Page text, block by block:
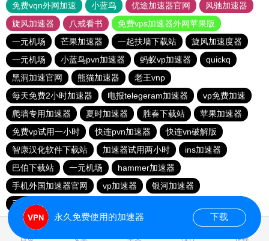
免费vqn外网加速
小蓝鸟 优途加速器官网
风驰加速器
旋风加速器
八戒看书
免费vps加速器外网苹果版
一元机场
芒果加速器 一起扶墙下载站
旋风加速度器
一元机场
小蓝鸟pvn加速器 蚂蚁vp加速器
quickq
黑洞加速官网
熊猫加速器
老王vnp
每天免费2小时加速器
电报telegeram加速器
vp免费加速
爬墙专用加速器
夏时加速器 胜春下载站
苹果加速器
免费vp试用一小时
快连pvn加速器
快连vn破解版
智康汉化软件下载站
加速器试用两小时
ins加速器
巴伯下载站
一元机场
hammer加速器
手机外国加速器官网
vp加速器
银河加速器
手机外国加速器官网
首页 安卓 苹果 排行 推荐
永久免费使用的加速器 下载
0.869154s